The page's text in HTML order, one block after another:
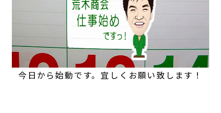
今日から始動です。宜しくお願い致します！